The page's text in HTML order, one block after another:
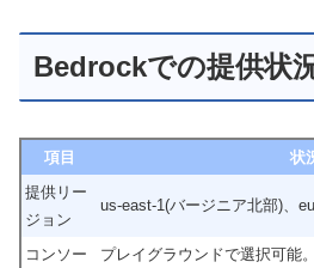
Bedrockでの提供状
項目
状
提供リー
ジョン
us-east-1(バージニア北部)、
コンソー プレイグラウンドで選択可能